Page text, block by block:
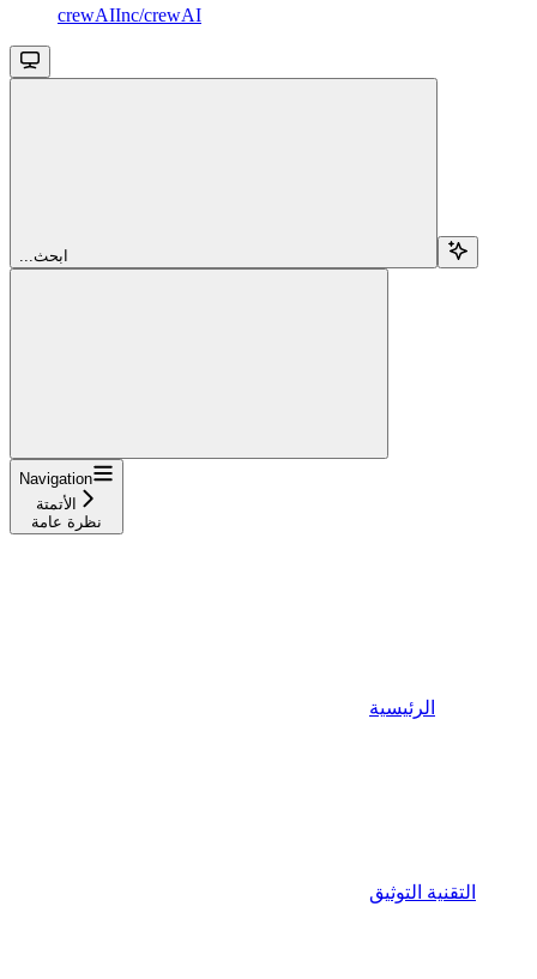
crewAIInc/crewAI
...ابحث
Navigation
الأتمتة
نظرة عامة
الرئيسية
التقنية التوثيق